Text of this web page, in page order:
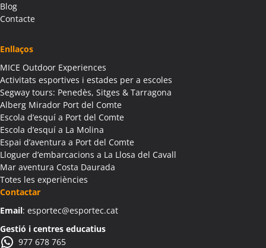
Blog
Contacte
Enllaços
MICE Outdoor Experiences
Activitats esportives i estades per a escoles
Segway tours: Penedès, Sitges & Tarragona
Alberg Mirador Port del Comte
Escola d’esquí a Port del Comte
Escola d’esquí a La Molina
Espai d’aventura a Port del Comte
Lloguer d’embarcacions a La Llosa del Cavall
Mar aventura Costa Daurada
Totes les experiències
Contactar
Email: esportec@esportec.cat
Gestió i centres educatius
977 678 765